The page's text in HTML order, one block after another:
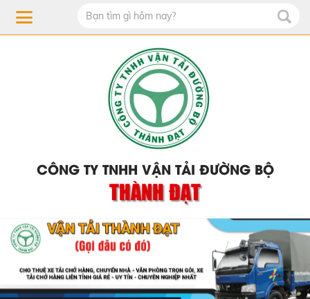
CÔNG TY TNHH VẬN TẢI ĐƯỜNG BỘ
THÀNH ĐẠT